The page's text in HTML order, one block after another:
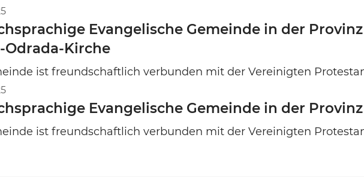
Evangelische Gemeinde in der
Odrada-Kirche
ist freundschaftlich verbunden mit der Vereinigten
Evangelische Gemeinde in der
ist freundschaftlich verbunden mit der Vereinigten